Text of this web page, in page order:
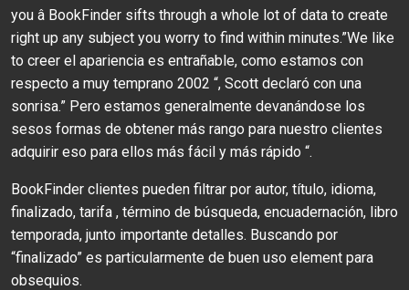
you â BookFinder sifts through a whole lot of data to create
right up any subject you worry to find within minutes.”We like
to creer el apariencia es entrañable, como estamos con
respecto a muy temprano 2002 “, Scott declaró con una
sonrisa.” Pero estamos generalmente devanándose los
sesos formas de obtener más rango para nuestro clientes
adquirir eso para ellos más fácil y más rápido “.
BookFinder clientes pueden filtrar por autor, título, idioma,
finalizado, tarifa , término de búsqueda, encuadernación, libro
temporada, junto importante detalles. Buscando por
“finalizado” es particularmente de buen uso element para
obsequios.